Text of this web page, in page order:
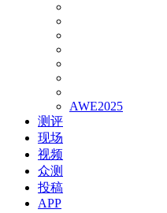
AWE2025
测评
现场
视频
众测
投稿
APP